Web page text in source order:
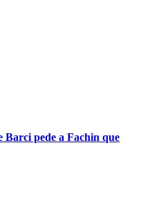
Barci pede a Fachin que